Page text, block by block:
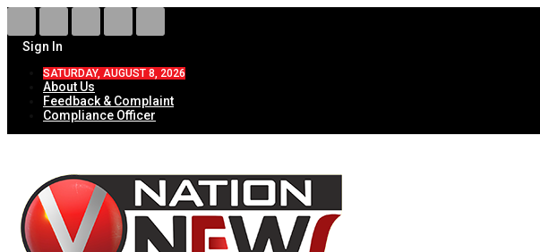
Sign In
SATURDAY, AUGUST 8, 2026
About Us
Feedback & Complaint
Compliance Officer